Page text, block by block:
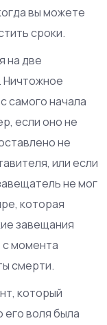
вы можете
сроки.
на две
Ничтожное
самого начала
если оно не
не
или если
не мог
которая
завещания
с момента
смерти.
который
воля была